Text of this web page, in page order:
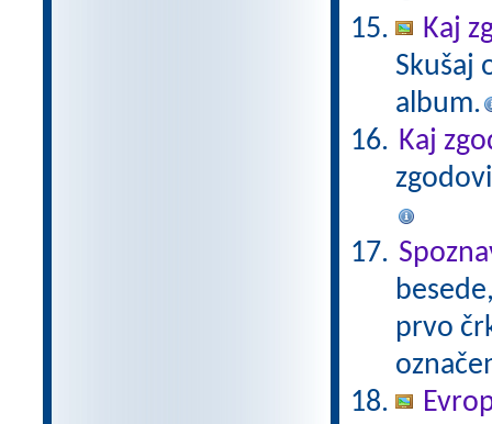
Kaj
Skušaj
album.
Kaj
prvo